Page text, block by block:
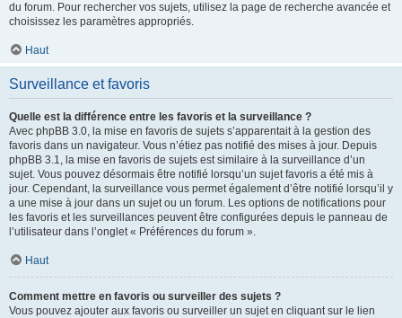
du forum. Pour rechercher vos sujets, utilisez la page de recherche avancée et
choisissez les paramètres appropriés.
Haut
Surveillance et favoris
Quelle est la différence entre les favoris et la surveillance ?
Avec phpBB 3.0, la mise en favoris de sujets s’apparentait à la gestion des
favoris dans un navigateur. Vous n’étiez pas notifié des mises à jour. Depuis
phpBB 3.1, la mise en favoris de sujets est similaire à la surveillance d’un
sujet. Vous pouvez désormais être notifié lorsqu’un sujet favoris a été mis à
jour. Cependant, la surveillance vous permet également d’être notifié lorsqu’il y
a une mise à jour dans un sujet ou un forum. Les options de notifications pour
les favoris et les surveillances peuvent être configurées depuis le panneau de
l’utilisateur dans l’onglet « Préférences du forum ».
Haut
Comment mettre en favoris ou surveiller des sujets ?
Vous pouvez ajouter aux favoris ou surveiller un sujet en cliquant sur le lien